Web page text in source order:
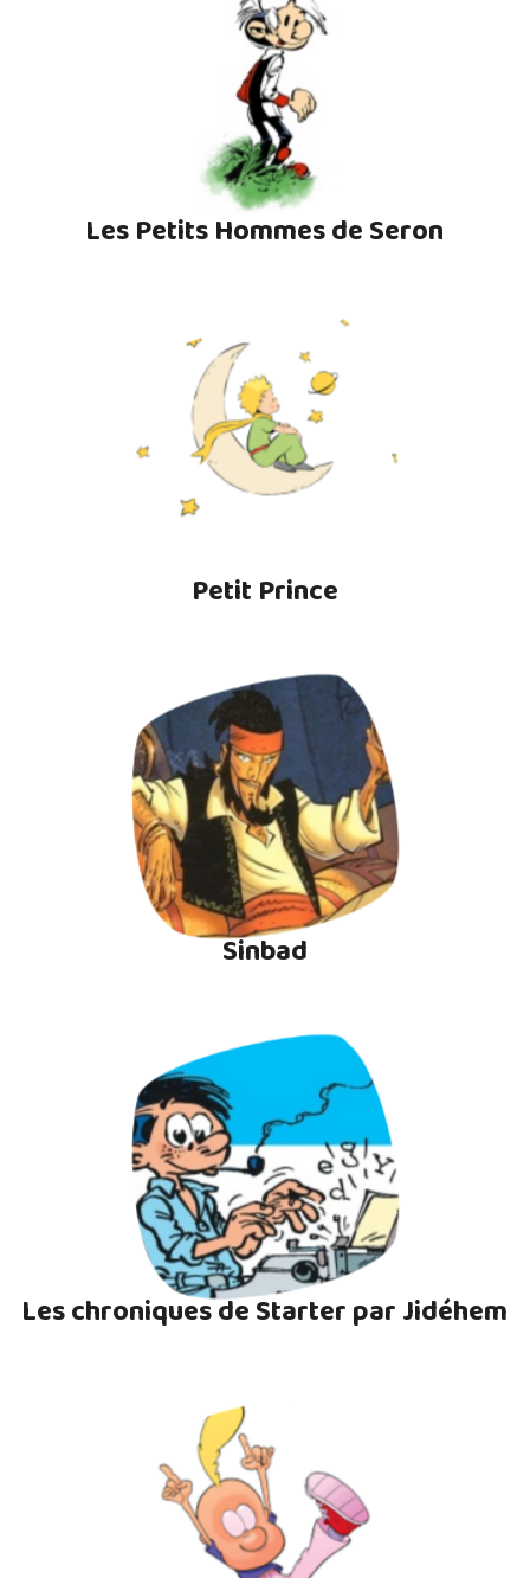
Les Petits Hommes de Seron
Petit Prince
Sinbad
Les chroniques de Starter par Jidéhem